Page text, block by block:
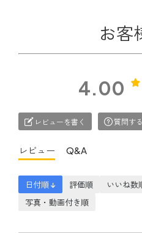
お客
4.00
レビューを書く 質問する
レビュー Q&A
日付順 ↓ 評価順 いいね数
写真・動画付き順